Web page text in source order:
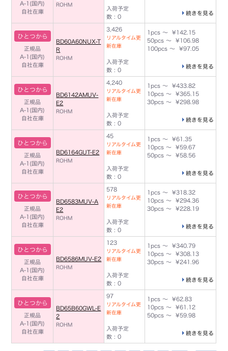
A-1(国内)
自社在庫
ROHM
入荷予定
数 : 0
続きを見る
ひとつから
正規品
A-1(国内)
自社在庫
BD60A60NUX-T
R
ROHM
3,426
リアルタイム更
新在庫
入荷予定
数 : 0
1pcs ～ ¥142.15
50pcs ～ ¥106.98
100pcs ～ ¥97.05
続きを見る
ひとつから
正規品
A-1(国内)
自社在庫
BD6142AMUV-
E2
ROHM
4,240
リアルタイム更
新在庫
入荷予定
数 : 0
1pcs ～ ¥433.82
10pcs ～ ¥365.15
30pcs ～ ¥298.98
続きを見る
ひとつから
正規品
A-1(国内)
自社在庫
BD6164GUT-E2
ROHM
45
リアルタイム更
新在庫
入荷予定
数 : 0
1pcs ～ ¥61.35
10pcs ～ ¥59.67
50pcs ～ ¥58.56
続きを見る
ひとつから
正規品
A-1(国内)
自社在庫
BD6583MUV-A
E2
ROHM
578
リアルタイム更
新在庫
入荷予定
数 : 0
1pcs ～ ¥318.32
10pcs ～ ¥294.36
30pcs ～ ¥228.19
続きを見る
ひとつから
正規品
A-1(国内)
自社在庫
BD6586MUV-E2
ROHM
123
リアルタイム更
新在庫
入荷予定
数 : 0
1pcs ～ ¥340.79
10pcs ～ ¥308.13
30pcs ～ ¥241.96
続きを見る
ひとつから
正規品
A-1(国内)
自社在庫
BD65B60GWL-E
2
ROHM
97
リアルタイム更
新在庫
入荷予定
数 : 0
1pcs ～ ¥62.83
10pcs ～ ¥61.12
50pcs ～ ¥59.98
続きを見る